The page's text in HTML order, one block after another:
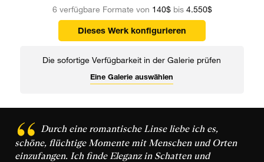
6 verfügbare Formate von 140$bis 4.550$
Dieses Werk konfigurieren
Die sofortige Verfügbarkeit in der Galerie prüfen
Eine Galerie auswählen
Durch eine romantische Linse liebe ich es,
schöne, flüchtige Momente mit Menschen und Orten
einzufangen. Ich finde Eleganz in Schatten und